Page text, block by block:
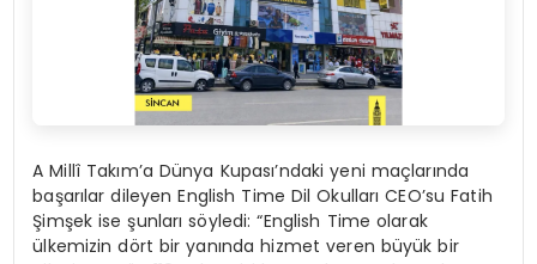
A Millî Takım’a Dünya Kupası’ndaki yeni maçlarında
başarılar dileyen English Time Dil Okulları CEO’su Fatih
Şimşek ise şunları söyledi: “English Time olarak
ülkemizin dört bir yanında hizmet veren büyük bir